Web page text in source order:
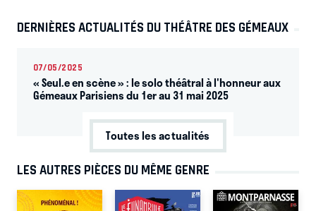
DERNIÈRES ACTUALITÉS DU THÉÂTRE DES GÉMEAUX
07/05/2025
« Seul.e en scène » : le solo théâtral à l'honneur aux
Gémeaux Parisiens du 1er au 31 mai 2025
Toutes les actualités
LES AUTRES PIÈCES DU MÊME GENRE